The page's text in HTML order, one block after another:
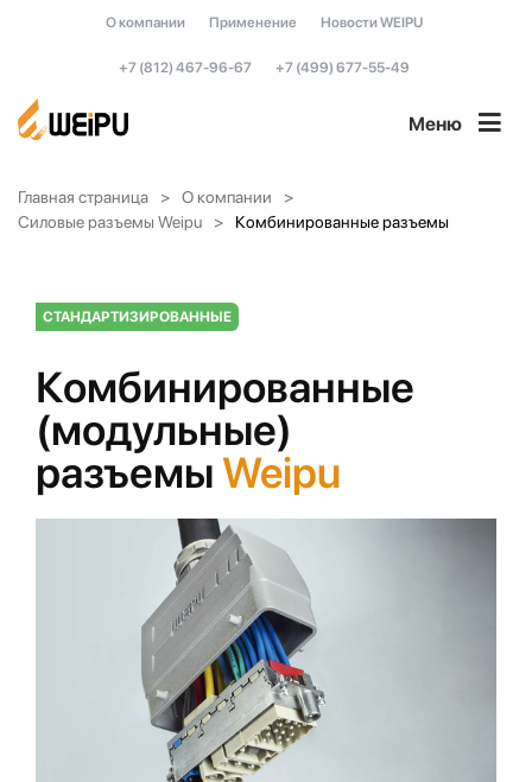
О компании Применение Новости WEIPU
+7 (812) 467-96-67 +7 (499) 677-55-49
Меню
Главная страница
О компании
Силовые разъемы Weipu
Комбинированные разъемы
СТАНДАРТИЗИРОВАННЫЕ
Комбинированные
(модульные)
разъемы Weipu